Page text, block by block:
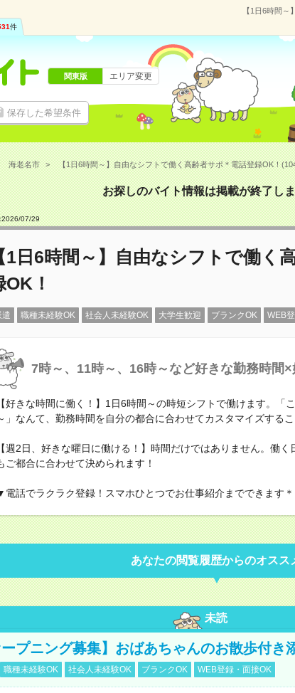
【1日6時間
件
保存した希望条件
関東版 エリア変更
海老名市 【1日6時間～】自由なシフトで働く高齢者サポ＊電話登録OK！
お探しのバイト情報は掲載が終了し
2026/07/29
1日6時間～】自由なシフトで働く
OK！
遣 職種未経験OK 社会人未経験OK 大学生歓迎 ブランクOK WEB
7時～、11時～、16時～など好きな勤務時間×
【好きな時間に働く！】1日6時間～の時短シフトで働けます。「
」なんて、勤務時間を自分の都合に合わせてカスタマイズするこ
【週2日、好きな曜日に働ける！】時間だけではありません。働
ご都合に合わせて決められます！
電話でラクラク登録！スマホひとつでお仕事紹介までできます＊
あなたの閲覧履歴からのオスス
未読
ープニング募集】おばあちゃんのお散歩付き
職種未経験OK 社会人未経験OK ブランクOK WEB登録・面接OK